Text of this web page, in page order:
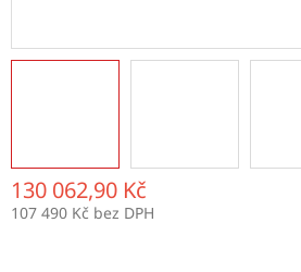
130 062,90 Kč
107 490 Kč bez DPH